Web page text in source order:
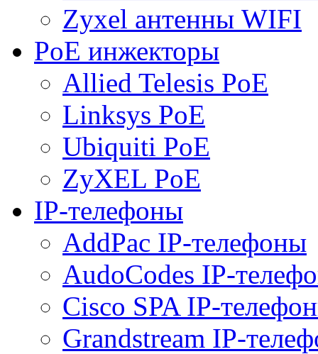
Zyxel антенны WIFI
PoE инжекторы
Allied Telesis PoE
Linksys PoE
Ubiquiti PoE
ZyXEL PoE
IP-телефоны
AddPac IP-телефоны
AudoCodes IP-
Cisco SPA IP-
Grandstream IP-